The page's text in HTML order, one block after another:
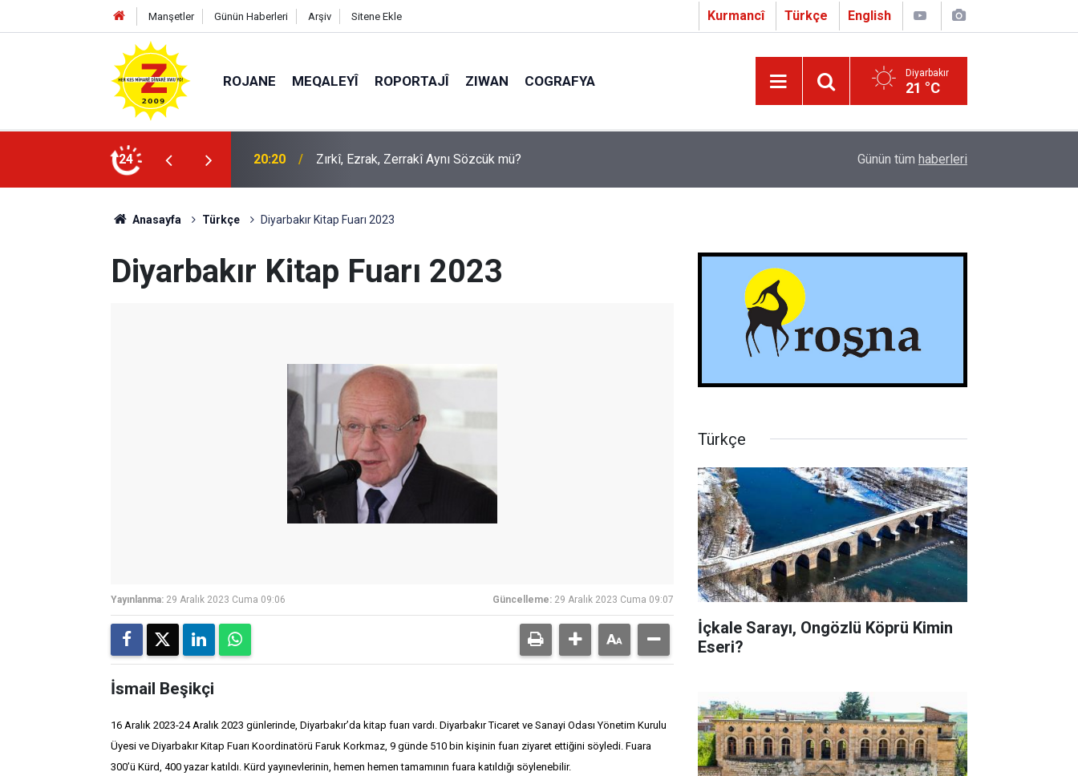
Manşetler Günün Haberleri Arşiv Sitene Ekle Kurmancî Türkçe English
ROJANE MEQALEYÎ ROPORTAJÎ ZIWAN COGRAFYA Diyarbakır
21 °C
24 09:56 Ji Zilma Partîzanan Nimûneyeka Piçûk Çapo 3. o Hîrakerde yê Ferhengê Zazakî-Tirkî
Günün tüm haberleri
Anasayfa Türkçe Diyarbakır Kitap Fuarı 2023
Diyarbakır Kitap Fuarı 2023
Yayınlanma: 29 Aralık 2023 Cuma 09:06 Güncelleme: 29 Aralık 2023 Cuma 09:07
İsmail Beşikçi
16 Aralık 2023-24 Aralık 2023 günlerinde, Diyarbakır’da kitap fuarı vardı. Diyarbakır Ticaret ve Sanayi Odası Yönetim Kurulu
Üyesi ve Diyarbakır Kitap Fuarı Koordinatörü Faruk Korkmaz, 9 günde 510 bin kişinin fuarı ziyaret ettiğini söyledi. Fuara
300’ü Kürd, 400 yazar katıldı. Kürd yayınevlerinin, hemen hemen tamamının fuara katıldığı söylenebilir.
Türkçe
İçkale Sarayı, Ongözlü Köprü Kimin
Eseri?